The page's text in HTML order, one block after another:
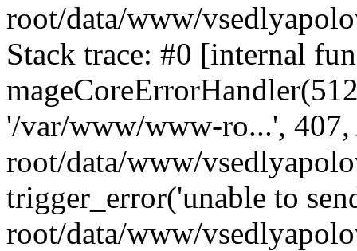
root/data/www/
Stack trace: #0 [internal
'/var/www/www-ro...',
root/data/www/
trigger_error('unable to
root/data/www/